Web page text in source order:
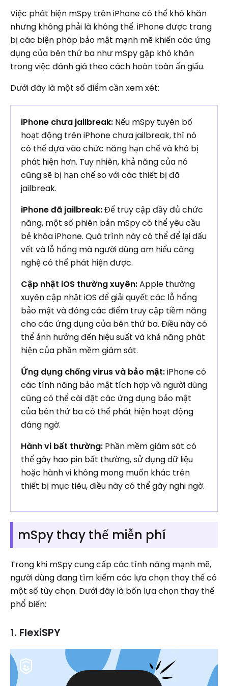
Việc phát hiện mSpy trên iPhone có thể khó khăn
nhưng không phải là không thể. iPhone được trang
bị các biện pháp bảo mật mạnh mẽ khiến các ứng
dụng của bên thứ ba như mSpy gặp khó khăn
trong việc đánh giá theo cách hoàn toàn ẩn giấu.
Dưới đây là một số điểm cần xem xét:
iPhone chưa jailbreak: Nếu mSpy tuyên bố
hoạt động trên iPhone chưa jailbreak, thì nó
có thể dựa vào chức năng hạn chế và khó bị
phát hiện hơn. Tuy nhiên, khả năng của nó
cũng sẽ bị hạn chế so với các thiết bị đã
jailbreak.
iPhone đã jailbreak:Để truy cập đầy đủ chức
năng, một số phiên bản mSpy có thể yêu cầu
bẻ khóa iPhone. Quá trình này có thể để lại dấu
vết và lỗ hổng mà người dùng am hiểu công
nghệ có thể phát hiện được.
Cập nhật iOS thường xuyên:Apple thường
xuyên cập nhật iOS để giải quyết các lỗ hổng
bảo mật và đóng các điểm truy cập tiềm năng
cho các ứng dụng của bên thứ ba. Điều này có
thể ảnh hưởng đến hiệu suất và khả năng phát
hiện của phần mềm giám sát.
Ứng dụng chống virus và bảo mật:iPhone có
các tính năng bảo mật tích hợp và người dùng
cũng có thể cài đặt các ứng dụng bảo mật
của bên thứ ba có thể phát hiện hoạt động
đáng ngờ.
Hành vi bất thường: Phần mềm giám sát có
thể gây hao pin bất thường, sử dụng dữ liệu
hoặc hành vi không mong muốn khác trên
thiết bị mục tiêu, điều này có thể gây nghi ngờ.
mSpy thay thế miễn phí
Trong khi mSpy cung cấp các tính năng mạnh mẽ,
người dùng đang tìm kiếm các lựa chọn thay thế có
một số tùy chọn. Dưới đây là bốn lựa chọn thay thế
phổ biến:
1. FlexiSPY